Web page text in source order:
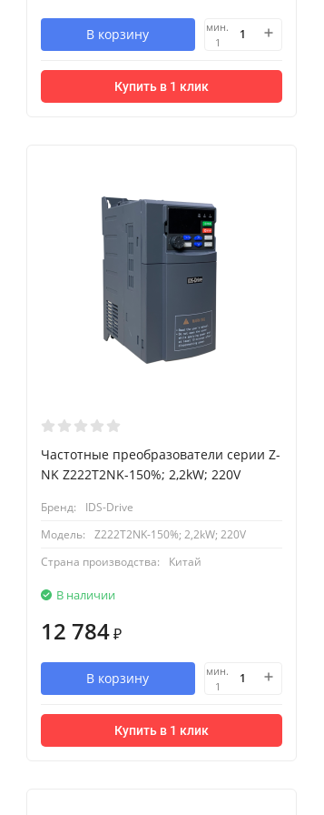
В корзину
мин.
1
Купить в 1 клик
Частотные преобразователи серии Z-
NK Z222T2NK-150%; 2,2kW; 220V
Бренд:
IDS-Drive
Модель:
Z222T2NK-150%; 2,2kW; 220V
Страна производства:
Китай
В наличии
12 784 ₽
В корзину
мин.
1
Купить в 1 клик